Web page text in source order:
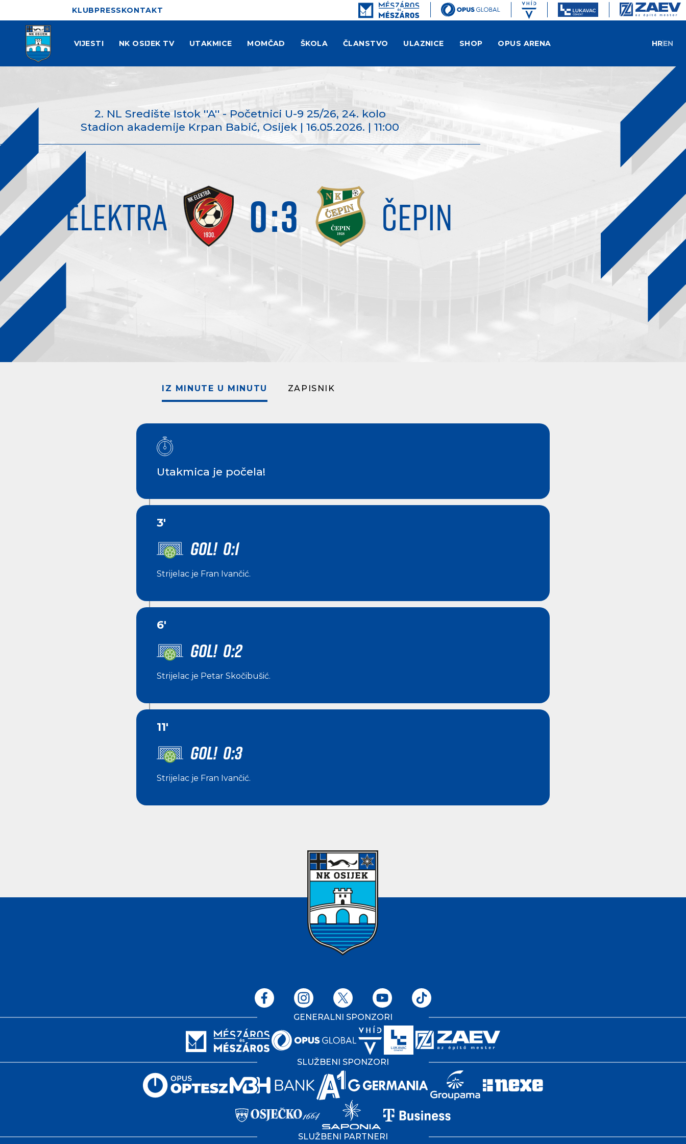
KLUBPRESSKONTAKT
VIJESTI NK OSIJEK TV UTAKMICE MOMČAD ŠKOLA ČLANSTVO ULAZNICE SHOP OPUS ARENA HREN
2. NL Središte Istok ''A'' - Početnici U-9 25/26, 24. kolo
Stadion akademije Krpan Babić, Osijek | 16.05.2026. | 11:00
ELEKTRA ČEPIN
0:3
IZ MINUTE U MINUTU ZAPISNIK
Utakmica je počela!
3'
GOL! 0:1
Strijelac je Fran Ivančić.
6'
GOL! 0:2
Strijelac je Petar Skočibušić.
11'
GOL! 0:3
Strijelac je Fran Ivančić.
GENERALNI SPONZORI
SLUŽBENI SPONZORI
SLUŽBENI PARTNERI